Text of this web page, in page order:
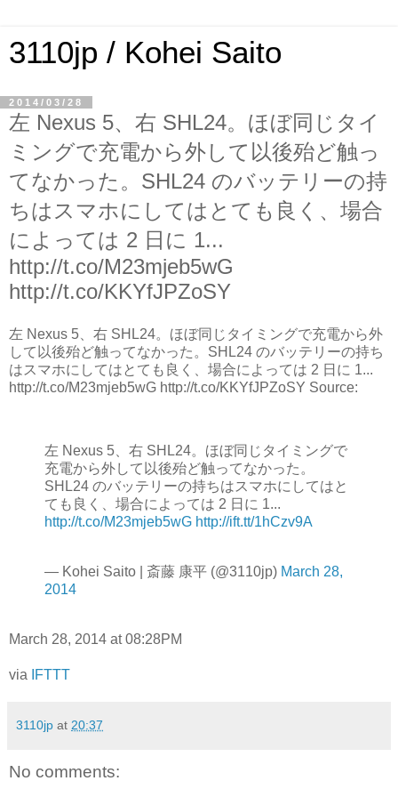
3110jp / Kohei Saito
2014/03/28
左 Nexus 5、右 SHL24。ほぼ同じタイ
ミングで充電から外して以後殆ど触っ
てなかった。SHL24 のバッテリーの持
ちはスマホにしてはとても良く、場合
によっては 2 日に 1...
http://t.co/M23mjeb5wG
http://t.co/KKYfJPZoSY
左 Nexus 5、右 SHL24。ほぼ同じタイミングで充電から外
して以後殆ど触ってなかった。SHL24 のバッテリーの持ち
はスマホにしてはとても良く、場合によっては 2 日に 1...
http://t.co/M23mjeb5wG http://t.co/KKYfJPZoSY Source:
左 Nexus 5、右 SHL24。ほぼ同じタイミングで
充電から外して以後殆ど触ってなかった。
SHL24 のバッテリーの持ちはスマホにしてはと
ても良く、場合によっては 2 日に 1...
http://t.co/M23mjeb5wG http://ift.tt/1hCzv9A
— Kohei Saito | 斎藤 康平 (@3110jp) March 28,
2014
March 28, 2014 at 08:28PM
via IFTTT
3110jp at 20:37
No comments: